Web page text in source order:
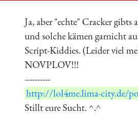
Ja, aber "echte" Cracker
und solche kämen garnicht
Script-Kiddies. (Leider viel
NOVPLOV!!!
----------
http://lol4me.lima-city.de/
Stillt eure Sucht. ^.^